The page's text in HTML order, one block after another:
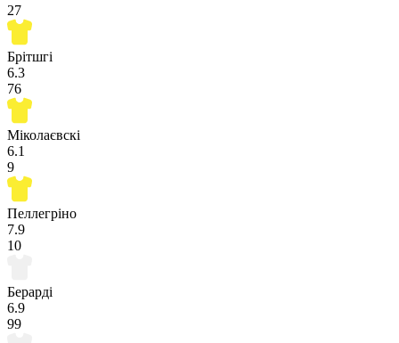
27
Брітшгі
6.3
76
Міколаєвскі
6.1
9
Пеллегріно
7.9
10
Берарді
6.9
99